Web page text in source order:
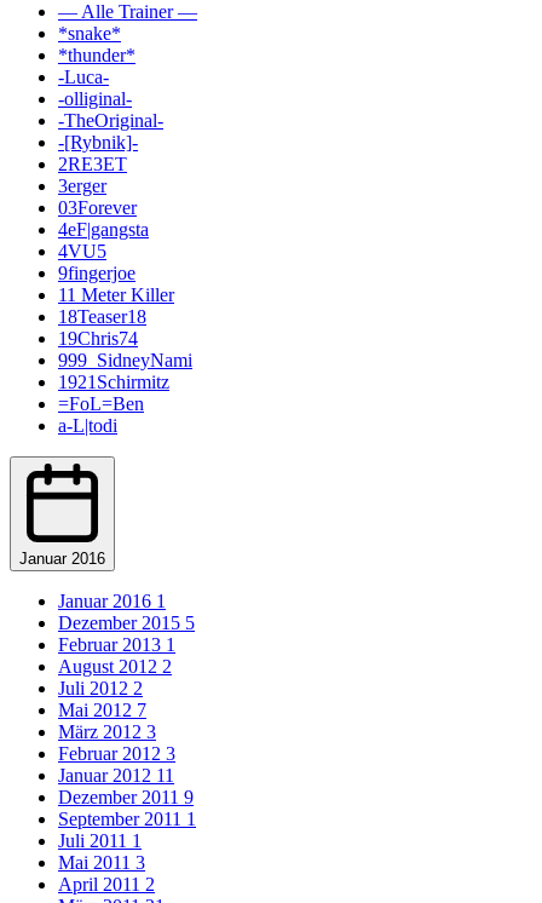
— Alle Trainer —
*snake*
*thunder*
-Luca-
-olliginal-
-TheOriginal-
-[Rybnik]-
2RE3ET
3erger
03Forever
4eF|gangsta
4VU5
9fingerjoe
11 Meter Killer
18Teaser18
19Chris74
999_SidneyNami
1921Schirmitz
=FoL=Ben
a-L|todi
abdecker
Acxxis
AdamskiFifa09
addy
adequade53
Adi
Adler Essen
Adlerträger
Adrian Zralka
AFC-Ramos
Afghanenpower
agrohimzui
Aguero27
Ahlener86
aikone
airoxSTAR
airwaver
akedo
akril
Januar 2016
Januar 2016 1
Dezember 2015 5
Februar 2013 1
August 2012 2
Juli 2012 2
Mai 2012 7
März 2012 3
Februar 2012 3
Januar 2012 11
Dezember 2011 9
September 2011 1
Juli 2011 1
Mai 2011 3
April 2011 2